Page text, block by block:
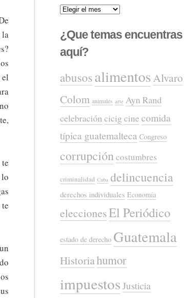
la
Archivos
¿Que temas encuentras
aquí?
abusos alimentosAlvaro
Colom animales arte Ayn Rand
celebración cicig cine comida
típica guatemalteca Congreso
corrupcióncostumbres
criminalidad Cuba delincuencia
derechos individuales Economía
eleccionesEl Periódico
estado de derecho Guatemala
Historiahumor
impuestos Justicia